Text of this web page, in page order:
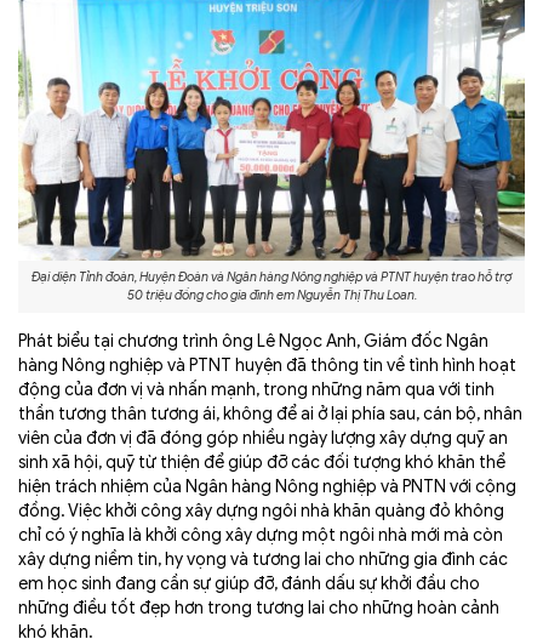
Đại diện Tỉnh đoàn, Huyện Đoàn và Ngân hàng Nông nghiệp và PTNT huyện trao hỗ trợ
50 triệu đồng cho gia đình em Nguyễn Thị Thu Loan.
Phát biểu tại chương trình ông Lê Ngọc Anh, Giám đốc Ngân
hàng Nông nghiệp và PTNT huyện đã thông tin về tình hình hoạt
động của đơn vị và nhấn mạnh, trong những năm qua với tinh
thần tương thân tương ái, không để ai ở lại phía sau, cán bộ, nhân
viên của đơn vị đã đóng góp nhiều ngày lượng xây dựng quỹ an
sinh xã hội, quỹ từ thiện để giúp đỡ các đối tượng khó khăn thể
hiện trách nhiệm của Ngân hàng Nông nghiệp và PNTN với cộng
đồng. Việc khởi công xây dựng ngôi nhà khăn quàng đỏ không
chỉ có ý nghĩa là khởi công xây dựng một ngôi nhà mới mà còn
xây dựng niềm tin, hy vọng và tương lai cho những gia đình các
em học sinh đang cần sự giúp đỡ, đánh dấu sự khởi đầu cho
những điều tốt đẹp hơn trong tương lai cho những hoàn cảnh
khó khăn.